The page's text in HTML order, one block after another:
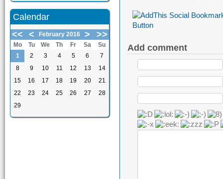
Calendar
<<
< February 2016 > >>
Mo Tu We Th Fr Sa
Su
1
2 3 4 5 6
7
8
9 10 11 12 13
14
15
16 17 18 19 20
21
22
23 24 25 26 27
28
29
Add comment